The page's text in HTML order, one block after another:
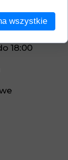
18:00
w
wszystkie